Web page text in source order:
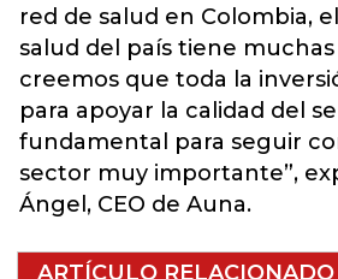
red de salud en Colombia,
salud del país tiene
creemos que toda la
para apoyar la calidad del
fundamental para seguir
sector muy importante”,
Ángel, CEO de Auna.
ARTÍCULO RELACIONADO